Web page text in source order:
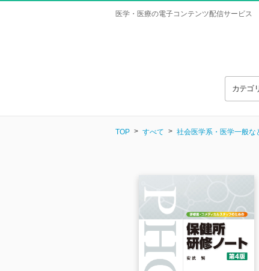
医学・医療の電子コンテンツ配信サービス
カテゴ
TOP すべて 社会医学系・医学一般な